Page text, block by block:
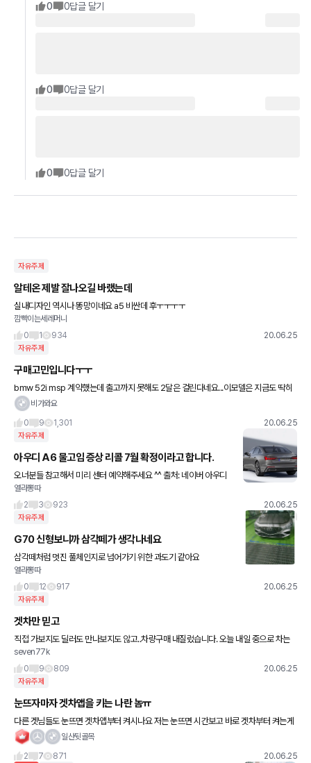
0 0답글 달기
0 0답글 달기
0 0답글 달기
자유주제
알테온 제발 잘나오길 바랬는데
실내디자인 역시나 똥망이네요 a5 비싼데 후ㅜㅜㅜㅜ
깜빡이는세레머니
0
1 934 20.06.25
자유주제
구매고민입니다ㅜㅜ
bmw 52i msp 계약했는데 출고까지 못해도 2달은 걸린다네요...이모델은 지금도 딱히
다른 모델과 비교했을때 프로모션이 그리 좋은것도 아니고 하지만 가격이 너무 괜찮아서
비가와요
0
9 1,301 20.06.25
자유주제
아우디 A6 물고임 증상 리콜 7월 확정이라고 합니다.
오너분들 참고해서 미리 센터 예약해주세요 ^^ 출처: 네이버 아우디
코리아
열라뽕따
2
3 923 20.06.25
자유주제
G70 신형보니까 삼각떼가 생각나네요
삼각떼처럼 멋진 풀체인지로 넘어가기 위한 과도기 같아요
열라뽕따
0
12 917 20.06.25
자유주제
겟차만 믿고
직접 가보지도 딜러도 만나보지도 않고..차량구매 내질렀습니다. 오늘 내일 중으로 차는
seven77k
0
9 809 20.06.25
자유주제
눈뜨자마자 겟차앱을 키는 나란 놈ㅠ
다른 겟님들도 눈뜨면 겟차앱부터 켜시나요 저는 눈뜨면 시간보고 바로 겟차부터 켜는게
습관이 됐습니다 그간 모르다 어제 일련의 사건 이후 소중함과 저의 중독성을 깨달았네요
일산뒷골목
2
7 871 20.06.25